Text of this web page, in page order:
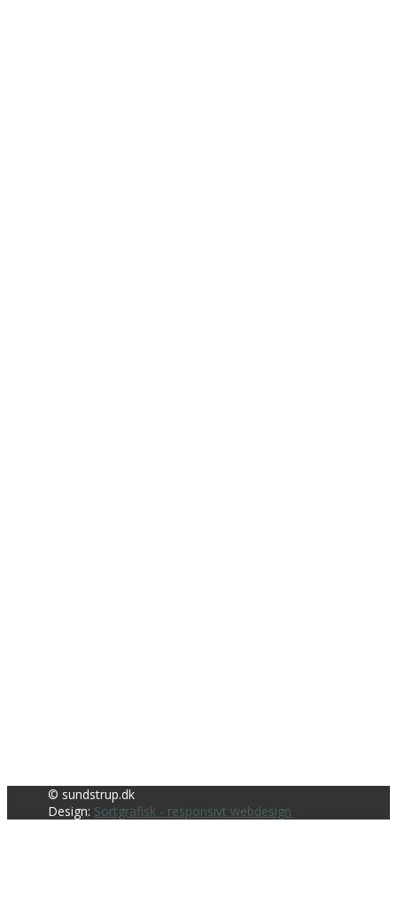
© sundstrup.dk
Design: Sortgrafisk - responsivt webdesign